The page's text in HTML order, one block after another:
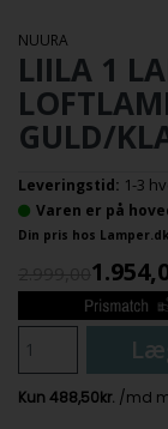
NUURA
LIILA 1
GULD/
Leveringstid: 1-3
Varen er på
Din pris hos Lamper.dk